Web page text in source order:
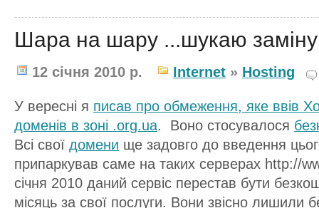
Шара на шару ...шукаю
12 січня 2010 р. Internet » Hosting
У вересні я писав про обмеження, яке ввів
доменів в зоні .org.ua. Воно стосувалося
Всі свої домени ще задовго до введення
припаркував саме на таких серверах http://
січня 2010 даний сервіс перестав бути
місяць за свої послуги. Вони звісно лишили